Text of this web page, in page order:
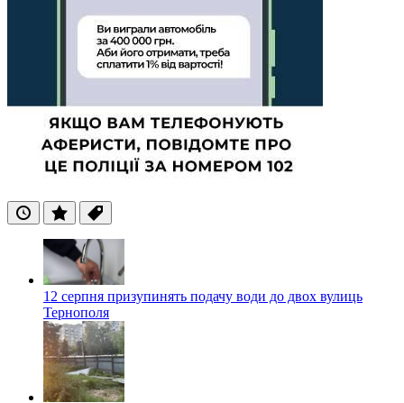
ОстанніПопулярні
Теги
12 серпня призупинять подачу води до двох вулиць
Тернополя